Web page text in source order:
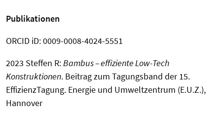
Publikationen
ORCID iD: 0009-0008-4024-5551
2023 Steffen R:Bambus – effiziente Low-Tech
Konstruktionen. Beitrag zum Tagungsband der 15.
EffizienzTagung. Energie und Umweltzentrum (E.U.Z.),
Hannover